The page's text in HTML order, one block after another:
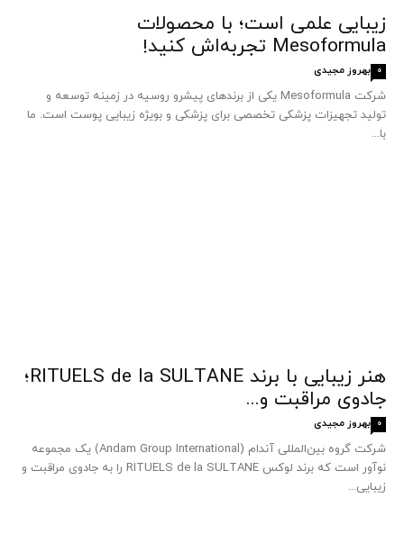
زیبایی علمی است؛ با محصولات
Mesoformula تجربه‌اش کنید!
بهروز مجیدی 0
شرکت Mesoformula یکی از برندهای پیشرو روسیه در زمینه توسعه و
تولید تجهیزات پزشکی تخصصی برای پزشکی و بویژه زیبایی پوست است. ما
با...
هنر زیبایی با برند RITUELS de la SULTANE؛
جادوی مراقبت و...
بهروز مجیدی 0
شرکت گروه بین‌المللی آندام (Andam Group International) یک مجموعه
نوآور است که برند لوکس RITUELS de la SULTANE را به جادوی مراقبت و
زیبایی...